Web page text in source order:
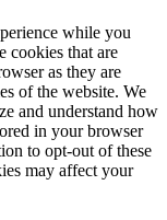
while you
cookies that are
as they are
of the website. We
and understand how
in your browser
to opt-out of these
may affect your